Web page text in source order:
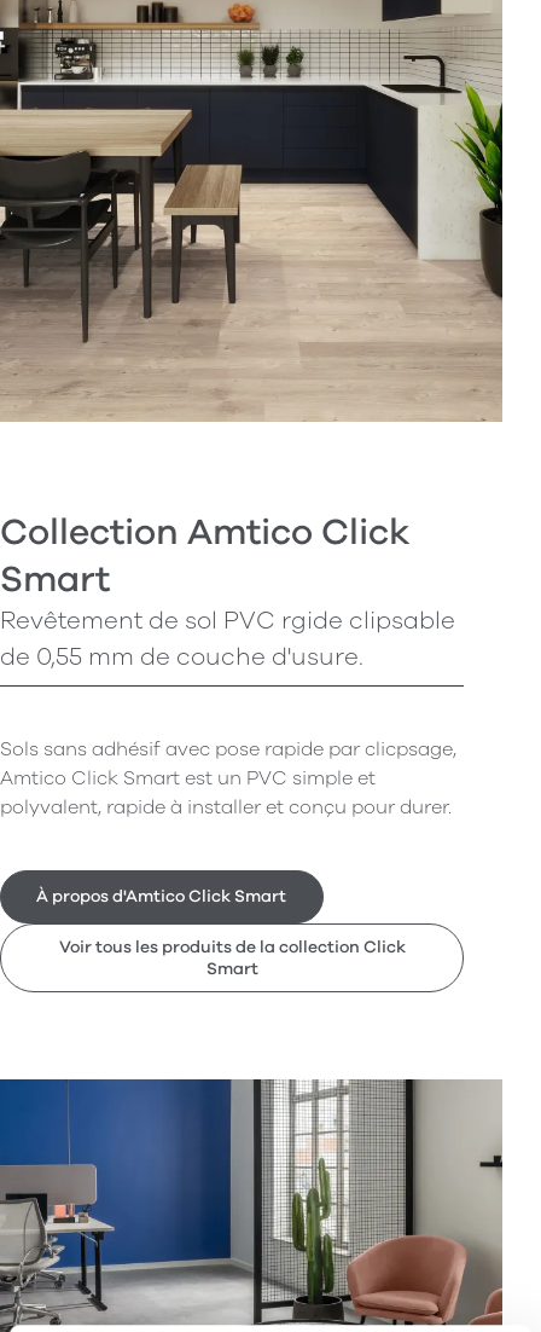
Collection Amtico Click
Smart
Revêtement de sol PVC rgide clipsable
de 0,55 mm de couche d'usure.
Sols sans adhésif avec pose rapide par clicpsage,
Amtico Click Smart est un PVC simple et
polyvalent, rapide à installer et conçu pour durer.
À propos d'Amtico Click Smart
Voir tous les produits de la collection Click
Smart